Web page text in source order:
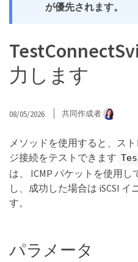
が優先されます。
力します
08/05/2026 共同作成者
メソッドを使用すると、ス
ジ接続をテストできます
は、 ICMP パケットを使用し
し、成功した場合は iSCSI
す。
パラメータ